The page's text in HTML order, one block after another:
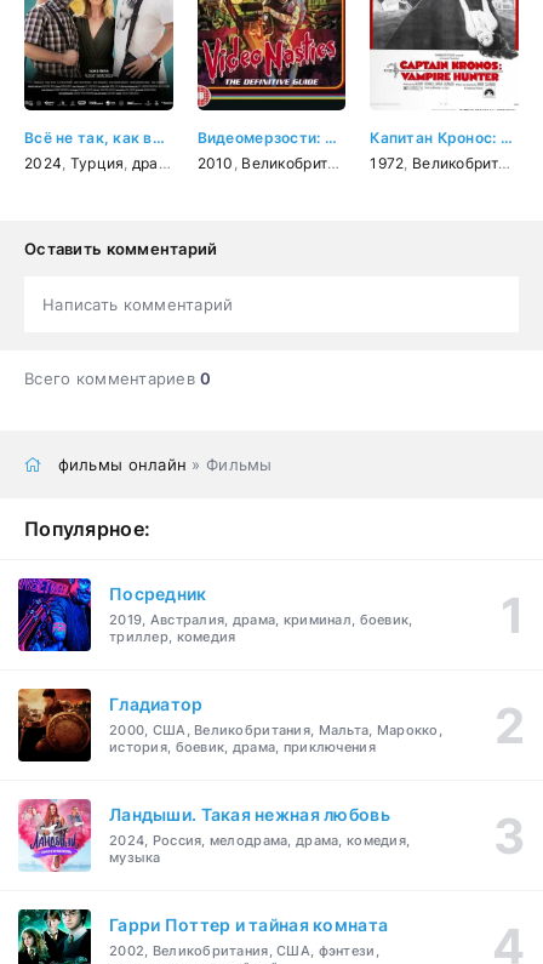
Всё не так, как вы думаете
2024 Турция драма
Видеомерзости: Моральная паника, цензура и видеозапись
2010 Великобритания ,документальный
Капитан Кронос: Охотник на вампиров
1972 Великобритания
Оставить комментарий
Написать комментарий
Всего комментариев0
фильмы онлайн » Фильмы
Популярное:
Посредник
2019, Австралия, драма, криминал, боевик,
триллер, комедия
Гладиатор
2000, США, Великобритания, Мальта, Марокко,
история, боевик, драма, приключения
Ландыши. Такая нежная любовь
2024, Россия, мелодрама, драма, комедия,
музыка
Гарри Поттер и тайная комната
2002, Великобритания, США, фэнтези,